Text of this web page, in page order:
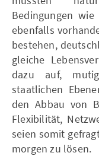
Bedingungen
ebenfalls
bestehen,
gleiche
dazu auf,
staatlichen
den Abbau von
Flexibilität,
seien somit
morgen zu lösen.